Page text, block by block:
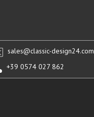
sales@classic-design24.com
+39 0574 027 862